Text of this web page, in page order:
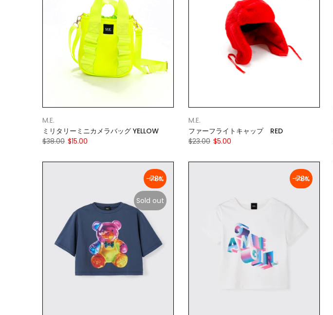
M.E.
ミリタリーミニカメラバッグ YELLOW
$38.00 $15.00
M.E.
ファーフライトキャップ RED
$23.00 $5.00
-78%
Sold out
-78%